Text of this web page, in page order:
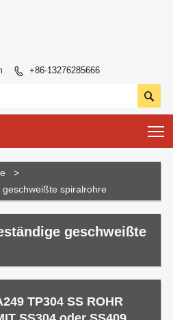
 +86-13276285666

>
spiralrohre
geschweißte
TP304 SS ROHR